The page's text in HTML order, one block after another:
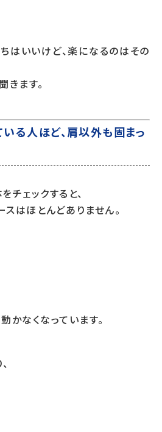
はいいけど、楽になるのはその
きます。
る人ほど、肩以外も固まっ
チェックすると、
はほとんどありません。
かなくなっています。